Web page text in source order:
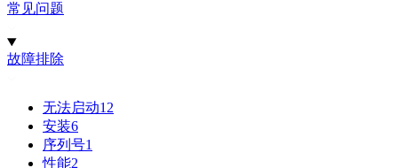
常见问题
故障排除
无法启动12
安装6
序列号1
性能2